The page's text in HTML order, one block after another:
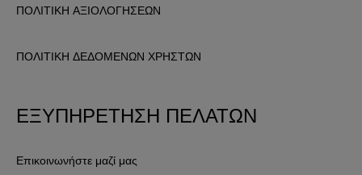
ΠΟΛΙΤΙΚΗ ΑΞΙΟΛΟΓΗΣΕΩΝ
ΠΟΛΙΤΙΚΗ ΔΕΔΟΜΕΝΩΝ ΧΡΗΣΤΩΝ
ΕΞΥΠΗΡΕΤΗΣΗ ΠΕΛΑΤΩΝ
Επικοινωνήστε μαζί μας